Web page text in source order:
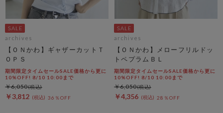
archives
【ＯＮかわ】ギャザーカットＴ
ＯＰＳ
期間限定タイムセールSALE価格から更に
10%OFF! 8/10 10:00まで
￥3,812 36％OFF
￥6,050
archives
【ＯＮかわ】メローフリルドッ
トペプラムＢＬ
期間限定タイムセールSALE価格から更に
10%OFF! 8/10 10:00まで
￥4,356 28％OFF
￥6,050